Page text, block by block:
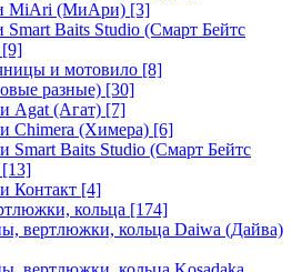
MiAri (МиАри) [3]
Smart Baits Studio (Смарт Бейтс
[9]
и мотовило [8]
разные) [30]
Agat (Агат) [7]
Chimera (Химера) [6]
Smart Baits Studio (Смарт Бейтс
[13]
Контакт [4]
кольца [174]
вертлюжки, кольца Daiwa (Дайва)